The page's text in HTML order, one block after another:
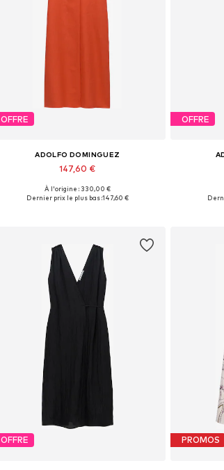
OFFRE
ADOLFO DOMINGUEZ
147,60 €
Tailles disponibles: 36, 38, 40, 42
À l'origine : 330,00 €
Dernier prix le plus bas :147,60 €
OFFRE
Tailles
OFFRE PROMOS